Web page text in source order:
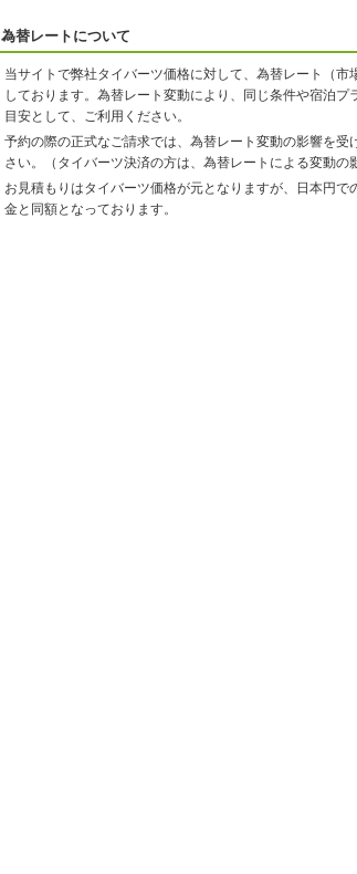
為替レートについて
当サイトで弊社タイバーツ価格に対して、為替レート（
しております。為替レート変動により、同じ条件や宿泊
目安として、ご利用ください。
予約の際の正式なご請求では、為替レート変動の影響を
さい。（タイバーツ決済の方は、為替レートによる変動の
お見積もりはタイバーツ価格が元となりますが、日本円
金と同額となっております。